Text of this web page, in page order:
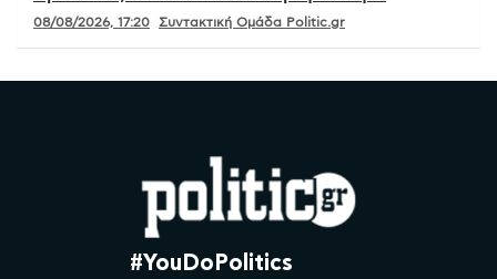
08/08/2026, 17:20 Συντακτική Ομάδα Politic.gr
#YouDoPolitics